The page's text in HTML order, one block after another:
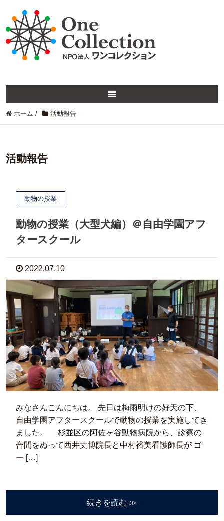
ホーム / 活動報告
活動報告
動物の授業
動物の授業（大型犬編）＠自由学園アフ
タースクール
2022.07.10
みなさんこんにちは。 先日は梅雨明けの好天の下、
自由学園アフタースクールで動物の授業を実施してき
ました。 杉並区の阿佐ヶ谷動物病院から、診察の
合間をぬって西井丈博院長と中村裕美看護師長が ゴ
ー […]
続きを読む ≫